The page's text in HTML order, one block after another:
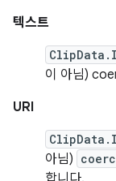
텍스트
이 아님)
URI
아님)